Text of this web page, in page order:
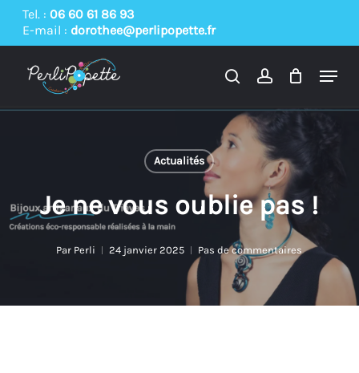
Skip
content
Tel. : 06 60 61 86 93
E-mail : dorothee@perlipopette.fr
searchaccount
Menu
Actualités
Je ne vous oublie pas !
Par Perli 24 janvier 2025 Pas de commentaires